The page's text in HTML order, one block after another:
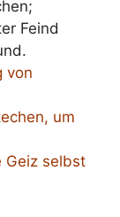
Feind
von
um
Geiz selbst